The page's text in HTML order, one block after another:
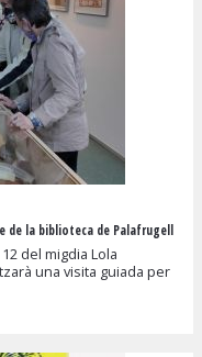
de la biblioteca de Palafrugell
del migdia Lola
una visita guiada per